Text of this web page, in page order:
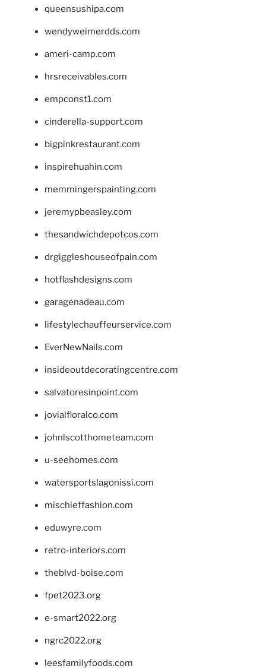
queensushipa.com
wendyweimerdds.com
ameri-camp.com
hrsreceivables.com
empconst1.com
cinderella-support.com
bigpinkrestaurant.com
inspirehuahin.com
memmingerspainting.com
jeremypbeasley.com
thesandwichdepotcos.com
drgiggleshouseofpain.com
hotflashdesigns.com
garagenadeau.com
lifestylechauffeurservice.com
EverNewNails.com
insideoutdecoratingcentre.com
salvatoresinpoint.com
jovialfloralco.com
johnlscotthometeam.com
u-seehomes.com
watersportslagonissi.com
mischieffashion.com
eduwyre.com
retro-interiors.com
theblvd-boise.com
fpet2023.org
e-smart2022.org
ngrc2022.org
leesfamilyfoods.com